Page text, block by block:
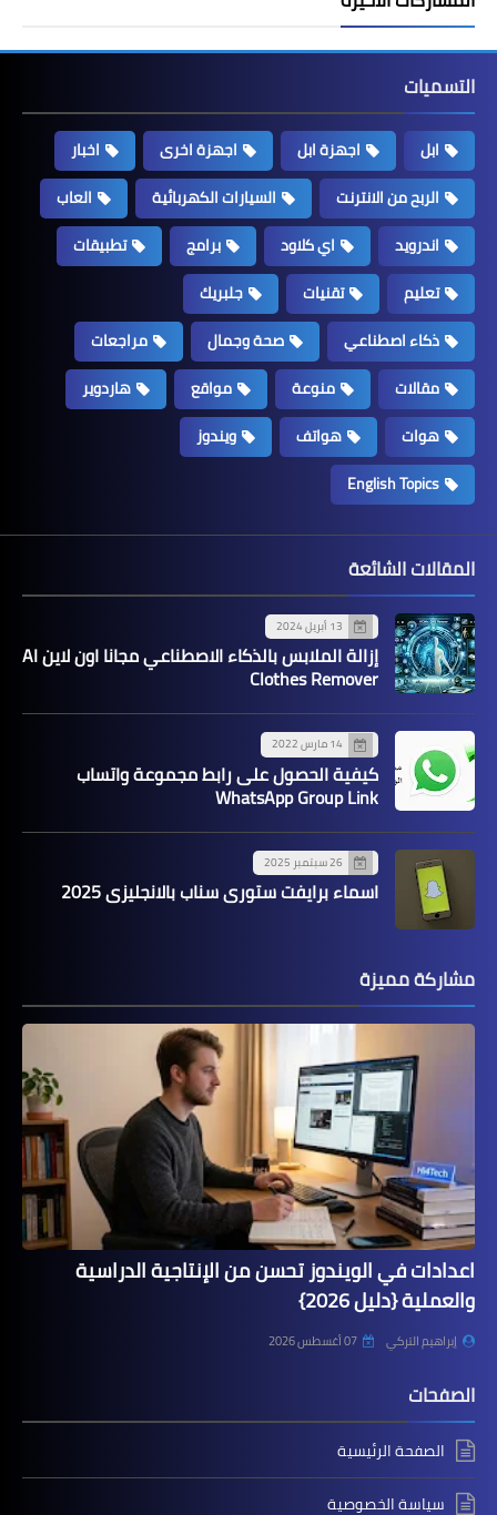
التسميات
ابل اجهزة ابل اجهزة اخرى
اخبار
الربح من الانترنت
السيارات الكهربائية
العاب
اندرويد
اي كلاود برامج
تطبيقات
تعليم
تقنيات
جلبريك
ذكاء اصطناعي
صحة وجمال
مراجعات
مقالات
منوعة مواقع
هاردوير
هوات
هواتف
ويندوز
English Topics
المقالات الشائعة
13 أبريل 2024
إزالة الملابس بالذكاء الاصطناعي مجانا اون لاين AI
Clothes Remover
14 مارس 2022
كيفية الحصول على رابط مجموعة واتساب
WhatsApp Group Link
26 سبتمبر 2025
اسماء برايفت ستوري سناب بالانجليزي 2025
مشاركة مميزة
اعدادات في الويندوز تحسن من الإنتاجية الدراسية
والعملية {دليل 2026}
إبراهيم التركي 07 أغسطس 2026
الصفحات
الصفحة الرئيسية
سياسة الخصوصية